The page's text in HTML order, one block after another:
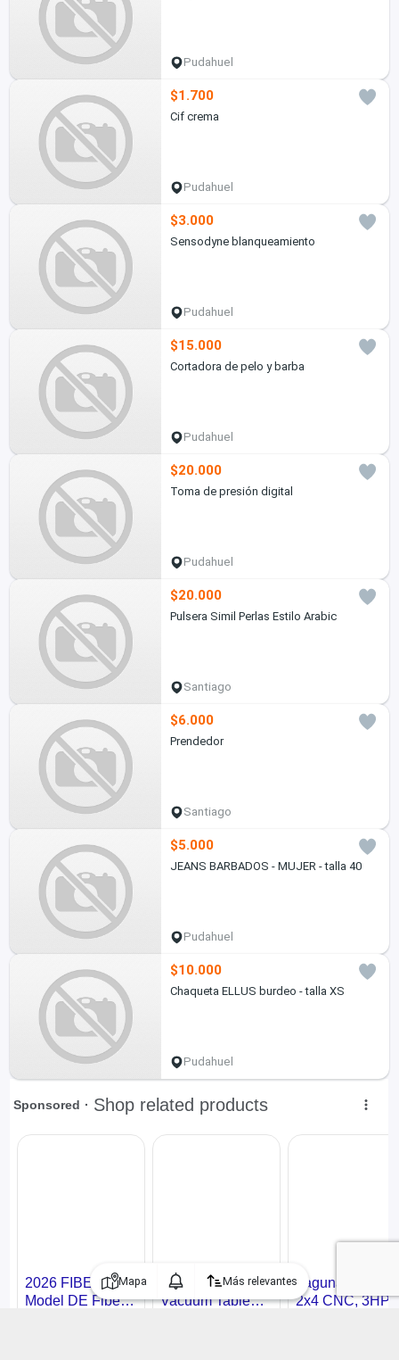
Mapa Más relevantes
Pudahuel
$1.700
Cif crema
Pudahuel
$3.000
Sensodyne blanqueamiento
Pudahuel
$15.000
Cortadora de pelo y barba
Pudahuel
$20.000
Toma de presión digital
Pudahuel
$20.000
Pulsera Simil Perlas Estilo Arabic
Santiago
$6.000
Prendedor
Santiago
$5.000
JEANS BARBADOS - MUJER - talla 40
Pudahuel
$10.000
Chaqueta ELLUS burdeo - talla XS
Pudahuel